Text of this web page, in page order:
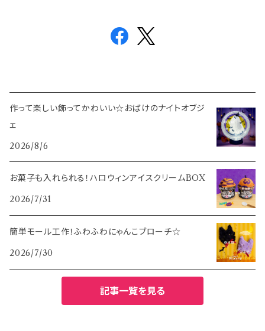
作って楽しい飾ってかわいい☆おばけのナイトオブジ
ェ
2026/8/6
お菓子も入れられる！ハロウィンアイスクリームBOX
2026/7/31
簡単モール工作！ふわふわにゃんこブローチ☆
2026/7/30
記事一覧を見る